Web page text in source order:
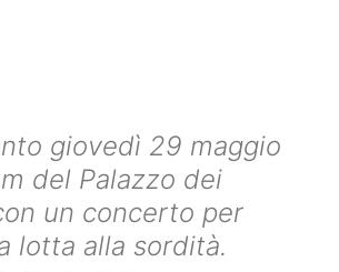
giovedì 29 maggio
del Palazzo dei
un concerto per
lotta alla sordità.